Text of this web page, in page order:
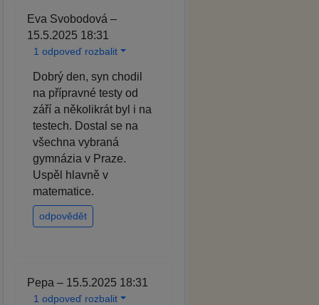
Eva Svobodová –
15.5.2025 18:31
1 odpoveď rozbalit
Dobrý den, syn chodil
na přípravné testy od
září a několikrát byl i na
testech. Dostal se na
všechna vybraná
gymnázia v Praze.
Uspěl hlavně v
matematice.
odpovědět
Pepa – 15.5.2025 18:31
1 odpoveď rozbalit